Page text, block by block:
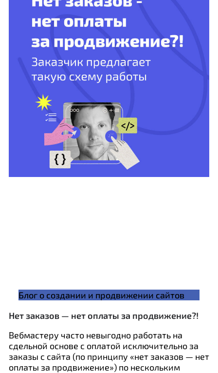
Блог о создании и продвижении сайтов
Нет заказов — нет оплаты за продвижение?!
Вебмастеру часто невыгодно работать на
сдельной основе с оплатой исключительно за
заказы с сайта (по принципу «нет заказов — нет
оплаты за продвижение») по нескольким